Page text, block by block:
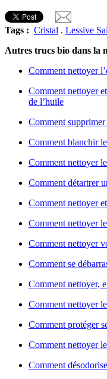
Tags : Cristal . Lessive
Autres trucs bio dans la
Comment nettoyer
Comment nettoyer
de l’huile
Comment
Comment blanchir
Comment nettoyer
Comment détartrer
Comment nettoyer
Comment nettoyer
Comment nettoyer
Comment se
Comment nettoyer,
Comment nettoyer
Comment protéger
Comment nettoyer
Comment